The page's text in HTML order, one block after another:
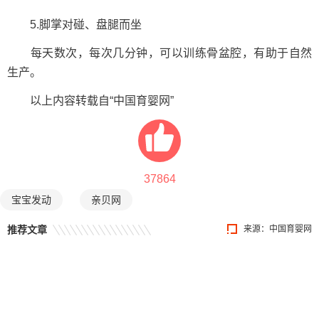
5.脚掌对碰、盘腿而坐
每天数次，每次几分钟，可以训练骨盆腔，有助于自然
生产。
以上内容转载自“中国育婴网”
37864
宝宝发动 亲贝网
来源：中国育婴网
推荐文章